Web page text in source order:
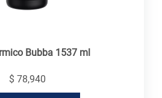
Bubba 1537 ml
$ 78,940